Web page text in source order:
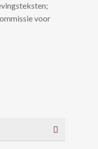
voor